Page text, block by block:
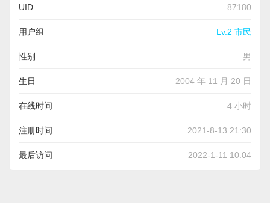
UID 87180
用户组 Lv.2 市民
性别 男
生日 2004 年 11 月 20 日
在线时间 4 小时
注册时间 2021-8-13 21:30
最后访问 2022-1-11 10:04